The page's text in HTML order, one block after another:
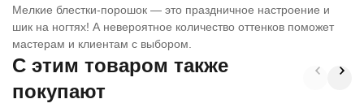
Мелкие блестки-порошок — это праздничное настроение и
шик на ногтях! А невероятное количество оттенков поможет
мастерам и клиентам с выбором.
C этим товаром также
покупают